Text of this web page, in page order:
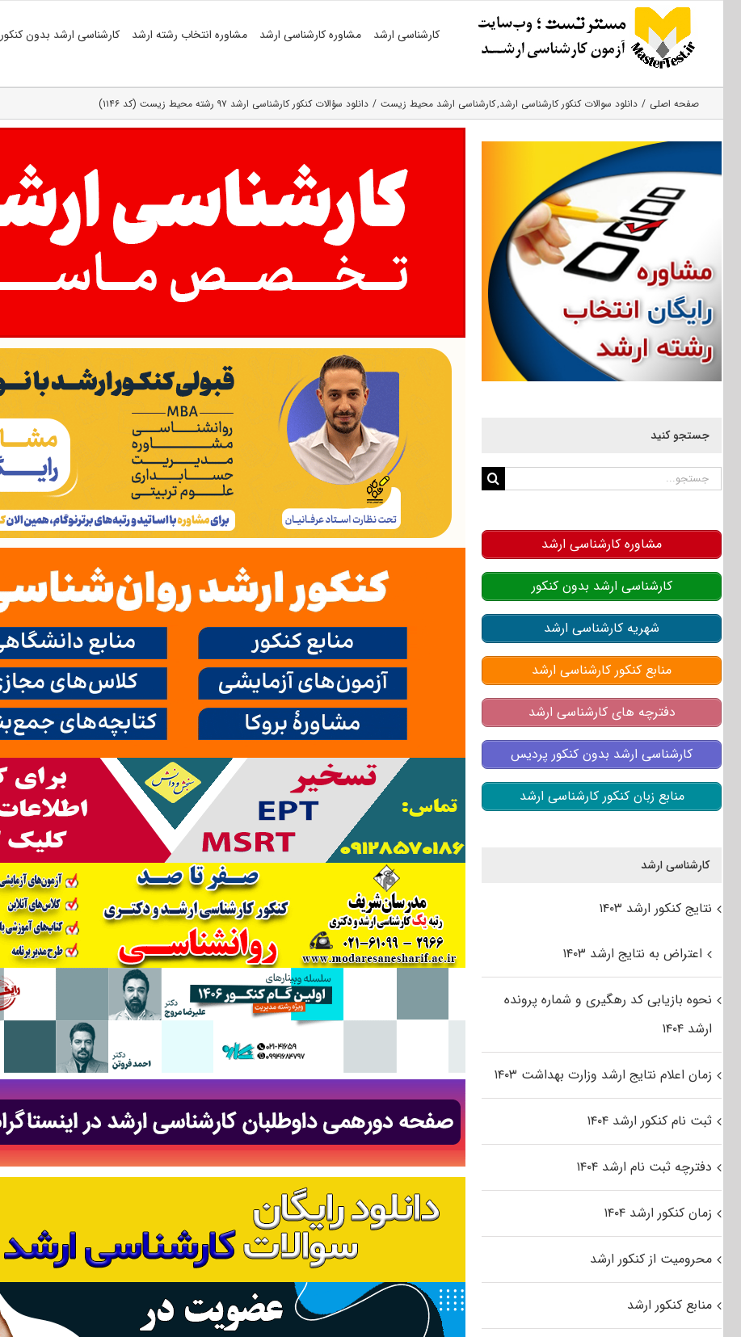
کارشناسی ارشد مشاوره کارشناسی ارشد مشاوره انتخاب رشته ارشد کارشناسی ارشد بدون کنکور
صفحه اصلی دانلود سوالات کنکور کارشناسی ارشد کارشناسی ارشد محیط زیست دانلود سؤالات کنکور کارشناسی ارشد ۹۷ رشته محیط زیست (کد ۱۱۴۶)
جستجو کنید
جستجو
مشاوره کارشناسی ارشد
کارشناسی ارشد بدون کنکور
شهریه کارشناسی ارشد
منابع کنکور کارشناسی ارشد
دفترچه های کارشناسی ارشد
کارشناسی ارشد بدون کنکور پردیس
منابع زبان کنکور کارشناسی ارشد
کارشناسی ارشد
نتایج کنکور ارشد ۱۴۰۳
اعتراض به نتایج ارشد ۱۴۰۳
نحوه بازیابی کد رهگیری و شماره پرونده
ارشد ۱۴۰۴
زمان اعلام نتایج ارشد وزارت بهداشت ۱۴۰۳
ثبت نام کنکور ارشد ۱۴۰۴
دفترچه ثبت نام ارشد ۱۴۰۴
زمان کنکور ارشد ۱۴۰۴
محرومیت از کنکور ارشد
منابع کنکور ارشد